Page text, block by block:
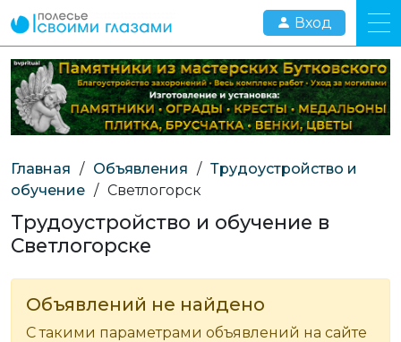
Вход
Главная / Объявления / Трудоустройство и
обучение / Светлогорск
Трудоустройство и обучение в
Светлогорске
Объявлений не найдено
С такими параметрами объявлений на сайте